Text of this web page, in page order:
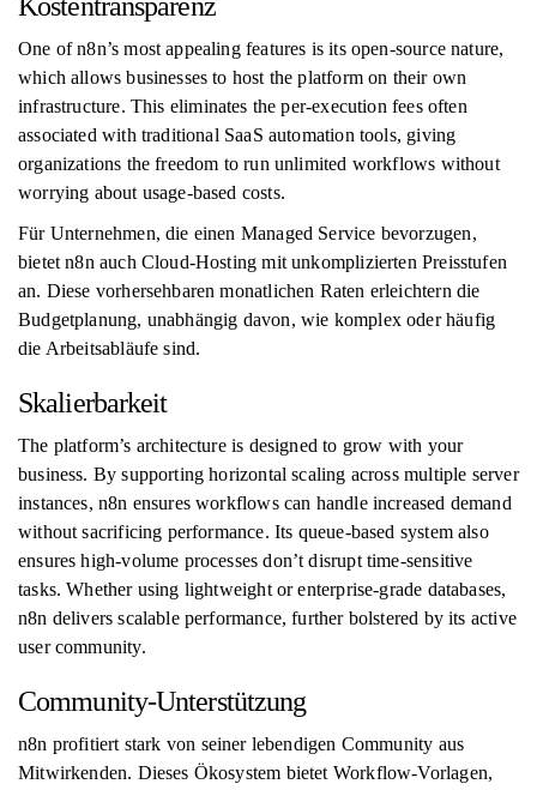
One of n8n’s most appealing features is its open-source nature,
which allows businesses to host the platform on their own
infrastructure. This eliminates the per-execution fees often
associated with traditional SaaS automation tools, giving
organizations the freedom to run unlimited workflows without
worrying about usage-based costs.
Für Unternehmen, die einen Managed Service bevorzugen,
bietet n8n auch Cloud-Hosting mit unkomplizierten Preisstufen
an. Diese vorhersehbaren monatlichen Raten erleichtern die
Budgetplanung, unabhängig davon, wie komplex oder häufig
die Arbeitsabläufe sind.
Skalierbarkeit
The platform’s architecture is designed to grow with your
business. By supporting horizontal scaling across multiple server
instances, n8n ensures workflows can handle increased demand
without sacrificing performance. Its queue-based system also
ensures high-volume processes don’t disrupt time-sensitive
tasks. Whether using lightweight or enterprise-grade databases,
n8n delivers scalable performance, further bolstered by its active
user community.
Community-Unterstützung
n8n profitiert stark von seiner lebendigen Community aus
Mitwirkenden. Dieses Ökosystem bietet Workflow-Vorlagen,